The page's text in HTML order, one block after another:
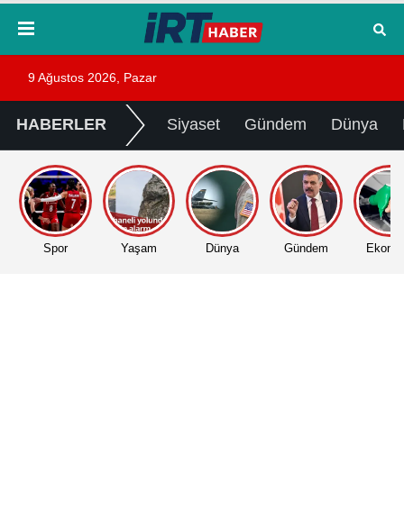
9 Ağustos 2026, Pazar
HABERLER Siyaset Gündem Dünya
Spor Yaşam Dünya Gündem